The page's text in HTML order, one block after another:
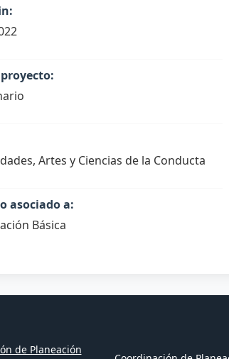
Artes y Ciencias de la Conducta
asociado a:
Básica
de Planeación